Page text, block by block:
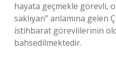
hayata geçmekle görevli,
saklıyan” anlamına gelen
istihbarat görevlilerinin
bahsedilmektedir.